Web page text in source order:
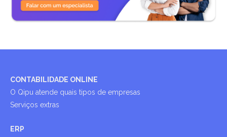
CONTABILIDADE ONLINE
O Qipu atende quais tipos de empresas
Serviços extras
ERP